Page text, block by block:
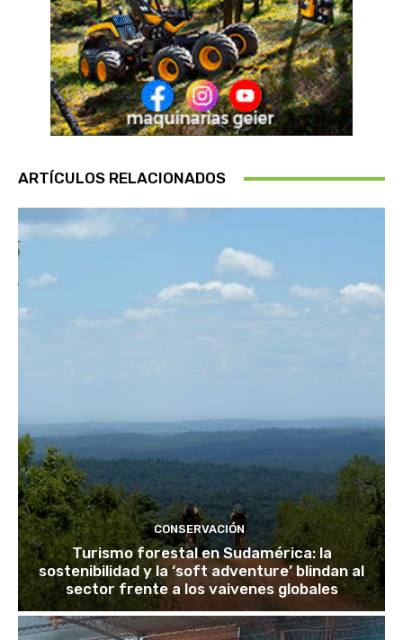
ARTÍCULOS RELACIONADOS
CONSERVACIÓN
Turismo forestal en Sudamérica: la
sostenibilidad y la ‘soft adventure’ blindan al
sector frente a los vaivenes globales